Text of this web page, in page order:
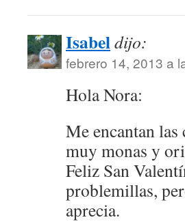
Isabeldijo:
febrero 14, 2013 a
Hola Nora:
Me encantan
muy monas y
Feliz San
problemillas,
aprecia.